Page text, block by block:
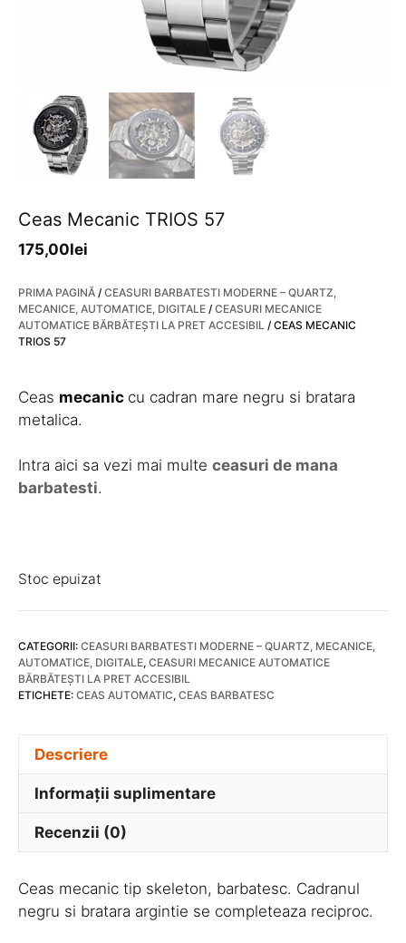
Ceas Mecanic TRIOS 57
175,00lei
PRIMA PAGINĂ / CEASURI BARBATESTI MODERNE – QUARTZ,
MECANICE, AUTOMATICE, DIGITALE / CEASURI MECANICE
AUTOMATICE BĂRBĂTEȘTI LA PRET ACCESIBIL / CEAS MECANIC
TRIOS 57
Ceas mecanic cu cadran mare negru si bratara
metalica.
Intra aici sa vezi mai multe ceasuri de mana
barbatesti.
Stoc epuizat
CATEGORII: CEASURI BARBATESTI MODERNE – QUARTZ, MECANICE,
AUTOMATICE, DIGITALE, CEASURI MECANICE AUTOMATICE
BĂRBĂTEȘTI LA PRET ACCESIBIL
ETICHETE: CEAS AUTOMATIC, CEAS BARBATESC
Descriere
Informații suplimentare
Recenzii (0)
Ceas mecanic tip skeleton, barbatesc. Cadranul
negru si bratara argintie se completeaza reciproc.